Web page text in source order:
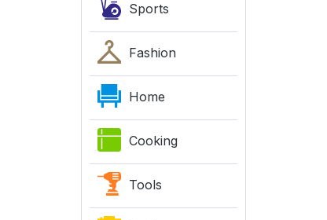
Sports
Fashion
Home
Cooking
Tools